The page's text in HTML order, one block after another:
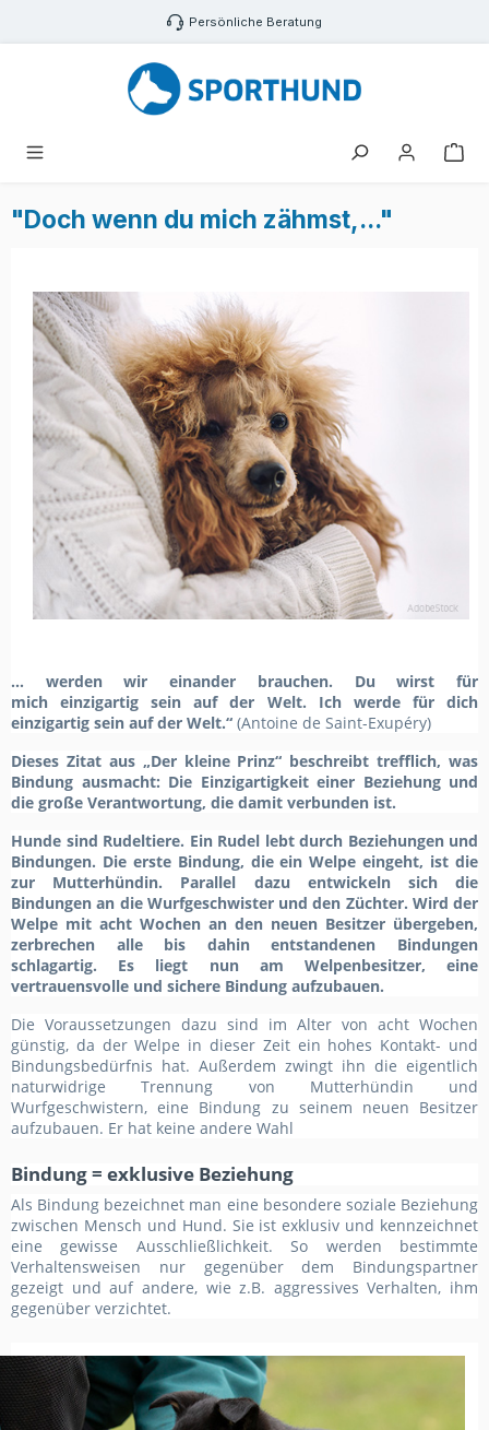
Zum Hauptinhalt springen Persönliche Beratung
"Doch wenn du mich zähmst,..."
... werden wir einander brauchen. Du wirst für
micheinzigartig sein auf der Welt. Ich werde für dich
einzigartig sein auf der Welt.“ (Antoine de Saint-Exupéry)
Dieses Zitat aus „Der kleine Prinz“ beschreibt trefflich, was
Bindung ausmacht: Die Einzigartigkeit einer Beziehung und
die große Verantwortung, die damit verbunden ist.
Hunde sind Rudeltiere. Ein Rudel lebt durch Beziehungen und
Bindungen. Die erste Bindung, die ein Welpe eingeht, ist die
zur Mutterhündin. Parallel dazu entwickeln sich die
Bindungen an die Wurfgeschwister und den Züchter. Wird der
Welpe mit acht Wochen an den neuen Besitzer übergeben,
zerbrechen alle bis dahin entstandenen Bindungen
schlagartig. Es liegt nun am Welpenbesitzer, eine
vertrauensvolle und sichere Bindung aufzubauen.
Die Voraussetzungen dazu sind im Alter von acht Wochen
günstig, da der Welpe in dieser Zeit ein hohes Kontakt- und
Bindungsbedürfnis hat. Außerdem zwingt ihn die eigentlich
naturwidrige Trennung von Mutterhündin und
Wurfgeschwistern, eine Bindung zu seinem neuen Besitzer
aufzubauen. Er hat keine andere Wahl
Bindung = exklusive Beziehung
Als Bindung bezeichnet man eine besondere soziale Beziehung
zwischen Mensch und Hund. Sie ist exklusiv und kennzeichnet
eine gewisse Ausschließlichkeit. So werden bestimmte
Verhaltensweisen nur gegenüber dem Bindungspartner
gezeigt und auf andere, wie z.B. aggressives Verhalten, ihm
gegenüber verzichtet.